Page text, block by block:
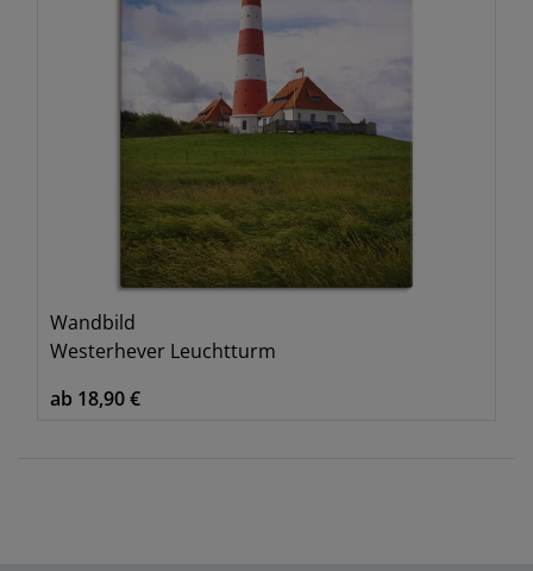
Wandbild
Westerhever Leuchtturm
ab 18,90 €